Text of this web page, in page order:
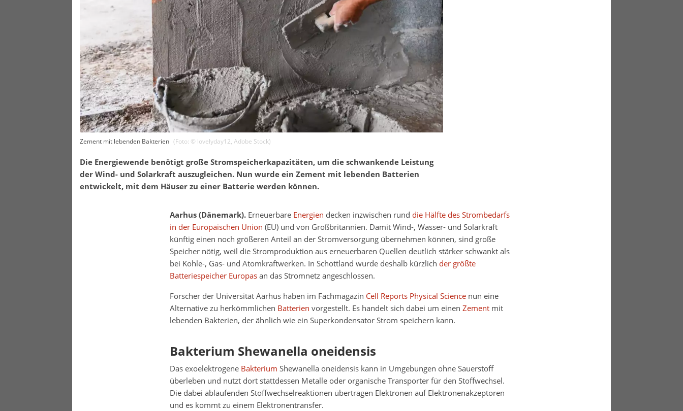
Zement mit lebenden Bakterien (Foto: © lovelyday12, Adobe Stock)
Die Energiewende benötigt große Stromspeicherkapazitäten, um die schwankende Leistung
der Wind- und Solarkraft auszugleichen. Nun wurde ein Zement mit lebenden Batterien
entwickelt, mit dem Häuser zu einer Batterie werden können.
Aarhus (Dänemark).Erneuerbare Energien decken inzwischen rund die Hälfte des Strombedarfs
in der Europäischen Union (EU) und von Großbritannien. Damit Wind-, Wasser- und Solarkraft
künftig einen noch größeren Anteil an der Stromversorgung übernehmen können, sind große
Speicher nötig, weil die Stromproduktion aus erneuerbaren Quellen deutlich stärker schwankt als
bei Kohle-, Gas- und Atomkraftwerken. In Schottland wurde deshalb kürzlich der größte
Batteriespeicher Europasan das Stromnetz angeschlossen.
Forscher der Universität Aarhus haben im Fachmagazin Cell Reports Physical Sciencenun eine
Alternative zu herkömmlichen Batterien vorgestellt. Es handelt sich dabei um einen Zementmit
lebenden Bakterien, der ähnlich wie ein Superkondensator Strom speichern kann.
Bakterium Shewanella oneidensis
Das exoelektrogene Bakterium Shewanella oneidensis kann in Umgebungen ohne Sauerstoff
überleben und nutzt dort stattdessen Metalle oder organische Transporter für den Stoffwechsel.
Die dabei ablaufenden Stoffwechselreaktionen übertragen Elektronen auf Elektronenakzeptoren
und es kommt zu einem Elektronentransfer.